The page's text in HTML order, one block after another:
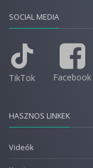
SOCIAL MEDIA
TikTok Facebook
HASZNOS LINKEK
Videók